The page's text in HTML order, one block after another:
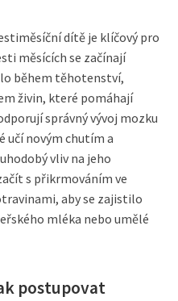
dítě je klíčový pro
měsících se začínají
během těhotenství,
živin, které pomáhají
správný vývoj mozku
učí novým chutím a
vliv na jeho
s přikrmováním ve
aby se zajistilo
mléka nebo umělé
postupovat